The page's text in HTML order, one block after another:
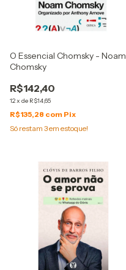
O Essencial Chomsky - Noam
Chomsky
R$142,40
12x de R$14,65
R$135,28 com Pix
Só restam 3em estoque!